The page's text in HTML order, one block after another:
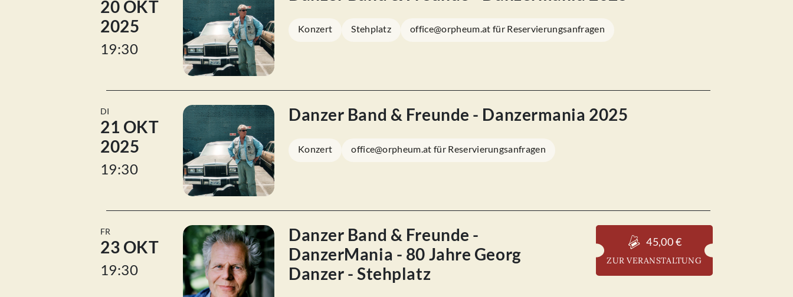
20 OKT
2025
19:30
Konzert Stehplatz office@orpheum.at für Reservierungsanfragen
DI
21 OKT
2025
19:30
Danzer Band & Freunde - Danzermania 2025
Konzert office@orpheum.at für Reservierungsanfragen
FR
23 OKT
19:30
Danzer Band & Freunde -
DanzerMania - 80 Jahre Georg
Danzer - Stehplatz
45,00 €
ZUR VERANSTALTUNG